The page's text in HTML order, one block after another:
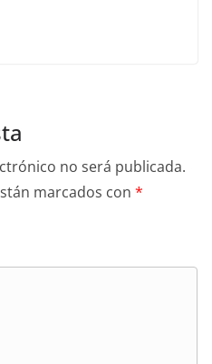
no será publicada.
marcados con *